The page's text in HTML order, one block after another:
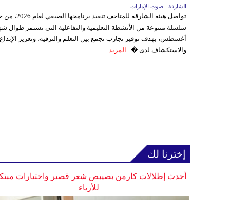
الشارقة - صوت الإمارات
تواصل هيئة الشارقة للمتاحف تنفيذ
سلسلة متنوعة من الأنشطة التعليمية والتفاعلية التي تستمر طوال
أغسطس، بهدف توفير تجارب تجمع بين التعلم والترفيه، وتعزيز الإبداع
والاستكشاف لدى �... المزيد
إخترنا لك
أحدث إطلالات كارمن بصيبص شعر قصير واختيارات
للأزياء